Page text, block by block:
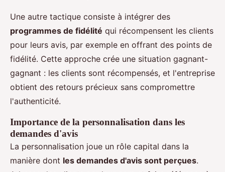
Une autre tactique consiste à intégrer des
programmes de fidélité qui récompensent les clients
pour leurs avis, par exemple en offrant des points de
fidélité. Cette approche crée une situation gagnant-
gagnant : les clients sont récompensés, et l'entreprise
obtient des retours précieux sans compromettre
l'authenticité.
Importance de la personnalisation dans les
demandes d'avis
La personnalisation joue un rôle capital dans la
manière dont les demandes d'avis sont perçues.